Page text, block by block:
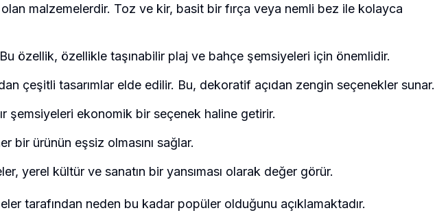
malzemelerdir. Toz ve kir, basit bir fırça veya nemli bez ile kolayca
özellik, özellikle taşınabilir plaj ve bahçe şemsiyeleri için önemlidir.
çeşitli tasarımlar elde edilir. Bu, dekoratif açıdan zengin seçenekler sunar.
şemsiyeleri ekonomik bir seçenek haline getirir.
bir ürünün eşsiz olmasını sağlar.
yerel kültür ve sanatın bir yansıması olarak değer görür.
tarafından neden bu kadar popüler olduğunu açıklamaktadır.